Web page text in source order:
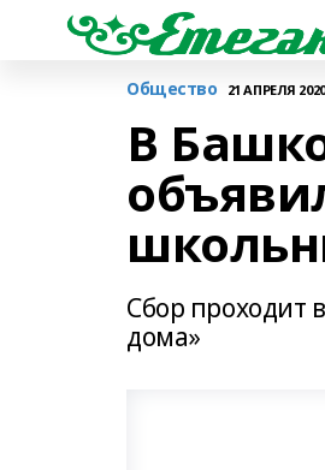
Общество 21 АПРЕЛЯ
В
Сбор проходит
дома»